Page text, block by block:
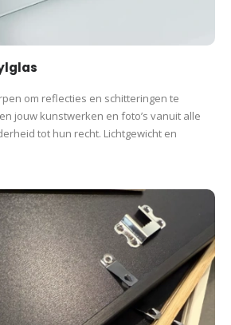
om reflecties en schitteringen te
jouw kunstwerken en foto’s vanuit alle
tot hun recht. Lichtgewicht en